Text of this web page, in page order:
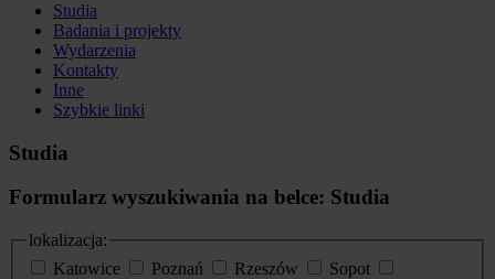
Studia
Badania i projekty
Wydarzenia
Kontakty
Inne
Szybkie linki
Studia
Formularz wyszukiwania na belce: Studia
lokalizacja:
Katowice
Poznań Rzeszów
Sopot